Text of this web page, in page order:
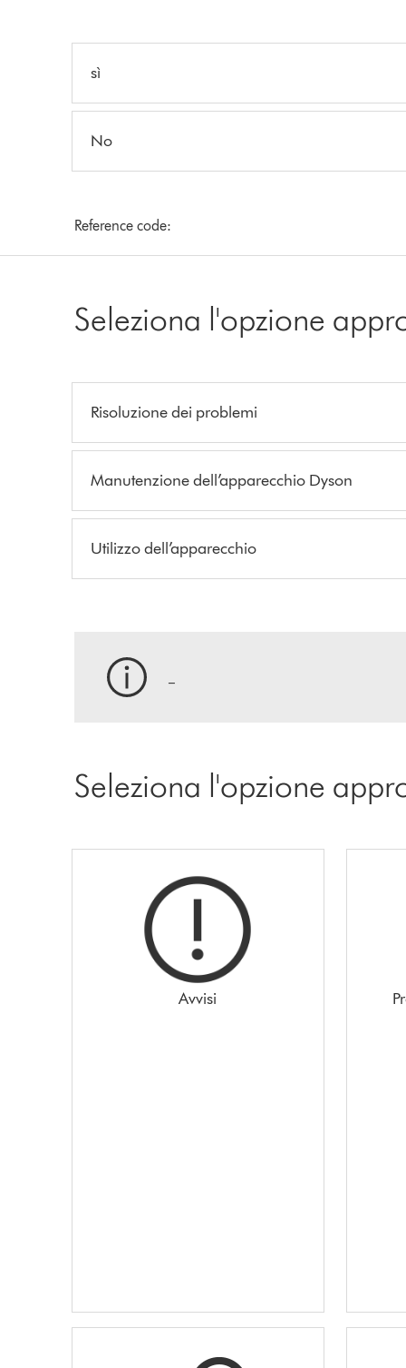
sì
No
Reference code:
Seleziona l'opzione
Risoluzione dei problemi
Manutenzione dell’apparecchio Dyson
Utilizzo dell’apparecchio
Seleziona l'opzione
Avvisi